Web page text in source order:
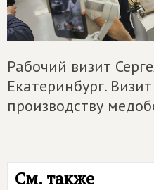
Рабочий визит
Екатеринбург.
производству
См. также